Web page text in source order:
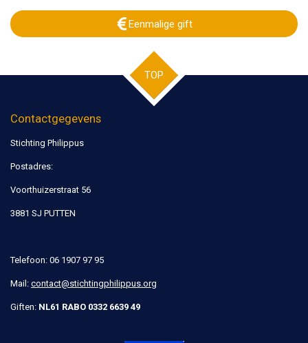
Eenmalige gift
TOP
Contactgegevens
Stichting Philippus
Postadres:
Voorthuizerstraat 56
3881 SJ PUTTEN
Telefoon: 06 1907 97 95
Mail: contact@stichtingphilippus.org
Giften: NL61 RABO 0332 6639 49